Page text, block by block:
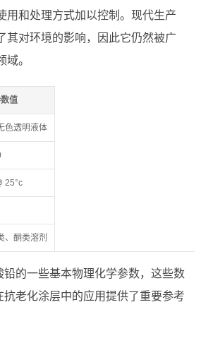
用和处理方式加以控制。现代生产
其对环境的影响，因此它仍然被广
域。
值
色透明液体
25°c
、酮类溶剂
铅的一些基本物理化学参数，这些数
老化涂层中的应用提供了重要参考